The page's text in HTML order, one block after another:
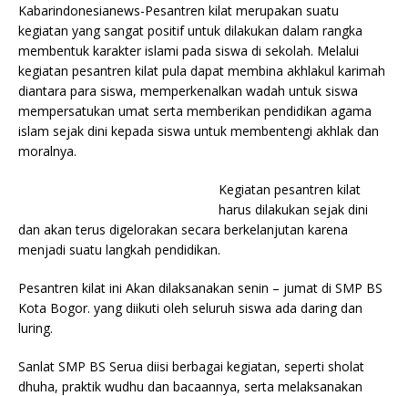
Kabarindonesianews-Pesantren kilat merupakan suatu
kegiatan yang sangat positif untuk dilakukan dalam rangka
membentuk karakter islami pada siswa di sekolah. Melalui
kegiatan pesantren kilat pula dapat membina akhlakul karimah
diantara para siswa, memperkenalkan wadah untuk siswa
mempersatukan umat serta memberikan pendidikan agama
islam sejak dini kepada siswa untuk membentengi akhlak dan
moralnya.
Kegiatan pesantren kilat
harus dilakukan sejak dini
dan akan terus digelorakan secara berkelanjutan karena
menjadi suatu langkah pendidikan.
Pesantren kilat ini Akan dilaksanakan senin – jumat di SMP BS
Kota Bogor. yang diikuti oleh seluruh siswa ada daring dan
luring.
Sanlat SMP BS Serua diisi berbagai kegiatan, seperti sholat
dhuha, praktik wudhu dan bacaannya, serta melaksanakan